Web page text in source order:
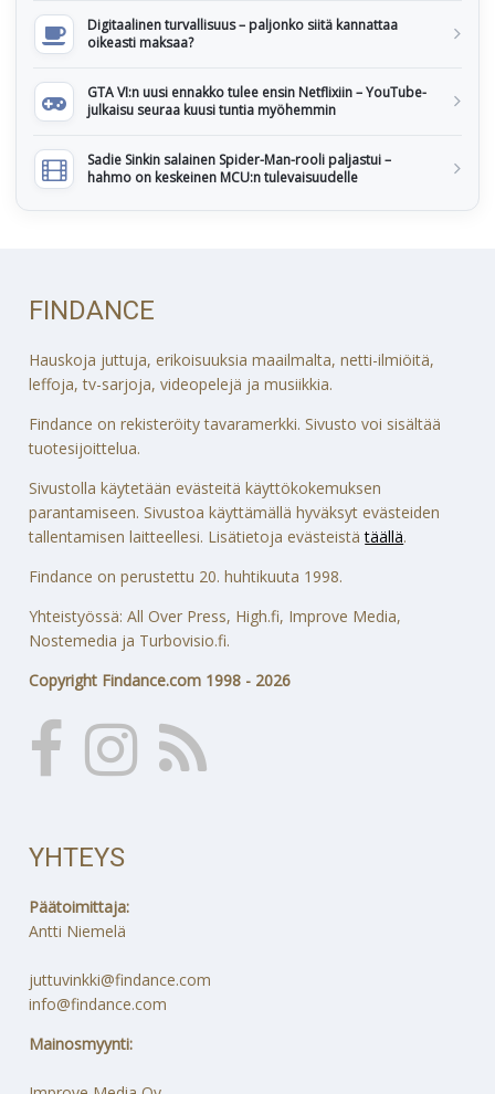
Digitaalinen turvallisuus – paljonko siitä kannattaa
oikeasti maksaa?
GTA VI:n uusi ennakko tulee ensin Netflixiin – YouTube-
julkaisu seuraa kuusi tuntia myöhemmin
Sadie Sinkin salainen Spider-Man-rooli paljastui –
hahmo on keskeinen MCU:n tulevaisuudelle
FINDANCE
Hauskoja juttuja, erikoisuuksia maailmalta, netti-ilmiöitä,
leffoja, tv-sarjoja, videopelejä ja musiikkia.
Findance on rekisteröity tavaramerkki. Sivusto voi sisältää
tuotesijoittelua.
Sivustolla käytetään evästeitä käyttökokemuksen
parantamiseen. Sivustoa käyttämällä hyväksyt evästeiden
tallentamisen laitteellesi. Lisätietoja evästeistätäällä.
Findance on perustettu 20. huhtikuuta 1998.
Yhteistyössä: All Over Press, High.fi, Improve Media,
Nostemedia ja Turbovisio.fi.
Copyright Findance.com 1998 - 2026
YHTEYS
Päätoimittaja:
Antti Niemelä
juttuvinkki@findance.com
info@findance.com
Mainosmyynti: